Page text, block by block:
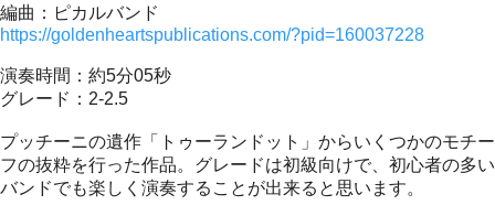
編曲：ピカルバンド
https://goldenheartspublications.com/?pid=160037228
演奏時間：約5分05秒
グレード：2-2.5
プッチーニの遺作「トゥーランドット」からいくつかのモチー
フの抜粋を行った作品。グレードは初級向けで、初心者の多い
バンドでも楽しく演奏することが出来ると思います。